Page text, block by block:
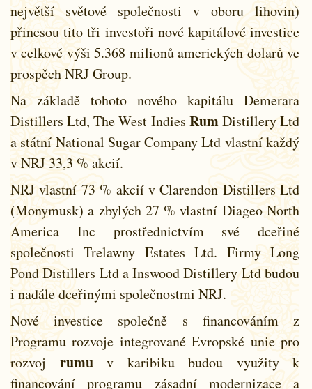
největší světové společnosti v oboru lihovin)
přinesou tito tři investoři nové kapitálové investice
v celkové výši 5.368 milionů amerických dolarů ve
prospěch NRJ Group.
Na základě tohoto nového kapitálu Demerara
Distillers Ltd, The West Indies RumDistillery Ltd
a státní National Sugar Company Ltd vlastní každý
v NRJ 33,3 % akcií.
NRJ vlastní 73 % akcií v Clarendon Distillers Ltd
(Monymusk) a zbylých 27 % vlastní Diageo North
America Inc prostřednictvím své dceřiné
společnosti Trelawny Estates Ltd. Firmy Long
Pond Distillers Ltd a Inswood Distillery Ltd budou
i nadále dceřinými společnostmi NRJ.
Nové investice společně s financováním z
Programu rozvoje integrované Evropské unie pro
rozvoj rumuv karibiku budou využity k
financování programu zásadní modernizace a